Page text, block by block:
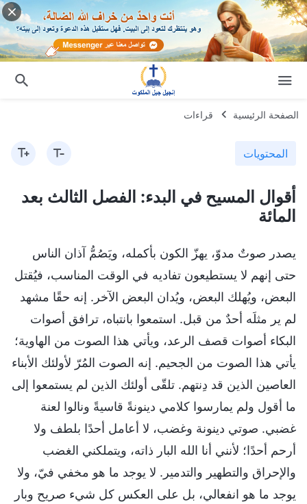
الصفحة الرئيسية قراءات
المحتويات
أقوال المسيح في البدء: الفصل الثالث بعد
المائة
يصدر صوتٌ مدوّ، يهزّ الكون بأكمله، ويَصُمُّ آذان الناس
حتى إنهم لا يستطيعون تفاديه في الوقت المناسب، فيُقتل
البعض، ويُهلك البعض، ويُدان البعض الآخر. إنه حقًا مشهد
لم ير مثلَه أحدٌ من قبل. استمعوا بانتباه، ترافق أصوات
البكاء أصوات قصف الرعد، ويأتي هذا الصوت من الهاوية؛
يأتي هذا الصوت من الجحيم. إنه الصوت المُرّ لأولئك الأبناء
العاصين الذين قد دِنتهم. تلقّى أولئك الذين لم يستمعوا إلى
ما أقول ولم يمارسوا كلامي دينونةً قاسيةً ونالوا لعنة
غضبي. صوتي دينونة وغضب، لا أعامل أحدًا بلطف ولا
أرحم أحدًا؛ لأنني أنا الله البار ذاته، ويتملكني الغضب
والإحراق والتطهير والتدمير. لا يوجد ما هو مخفي فيّ، ولا
يوجد ما هو انفعالي، بل على العكس كل شيء صريح وبار